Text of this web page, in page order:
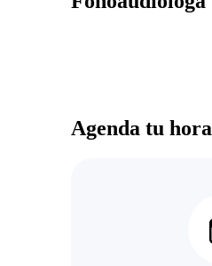
Agenda tu hora